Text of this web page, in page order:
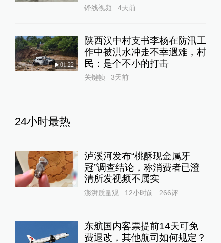
锋线视频 4天前
01:22
陕西汉中村支书李杨在防汛工
作中被洪水冲走不幸遇难，村
民：是个不小的打击
关键帧 3天前
24小时最热
泸溪河发布“桃酥现金属牙
冠”调查结论，称消费者已澄
清所发视频不属实
澎湃质量观 12小时前 266评
东航国内客票提前14天可免
费退改，其他航司如何规定？